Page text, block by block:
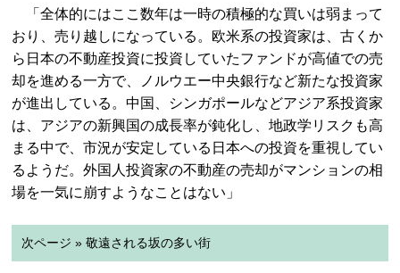
「全体的にはここ数年は一時の積極的な買いは弱まって
おり、売り越しになっている。欧米系の投資家は、古くか
ら日本の不動産投資に投資していたファンドが高値での売
却を進める一方で、ノルウエー中央銀行など新たな投資家
が進出している。中国、シンガポールなどアジア系投資家
は、アジアの新興国の成長率が鈍化し、地政学リスクも高
まる中で、市況が安定している日本への投資を重視してい
るようだ。外国人投資家の不動産の売却がマンションの相
場を一気に崩すようなことはない」
次ページ » 敬遠される坂の多い街